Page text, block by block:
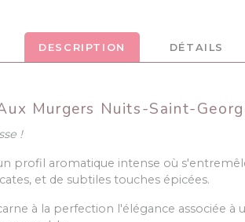
DESCRIPTION DÉTAILS
Murgers Nuits-Saint-
!
profil aromatique intense où
et de subtiles touches épicées.
à la perfection l'élégance associée à